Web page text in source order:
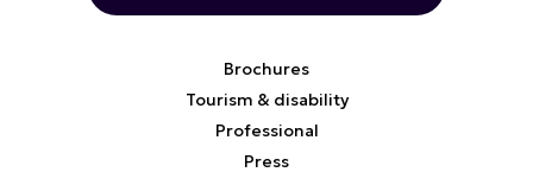
Brochures
Tourism & disability
Professional
Press